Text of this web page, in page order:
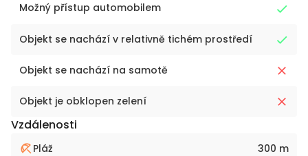
Možný přístup automobilem
Objekt se nachází v relativně tichém prostředí
Objekt se nachází na samotě
Objekt je obklopen zelení
Vzdálenosti
Pláž 300 m